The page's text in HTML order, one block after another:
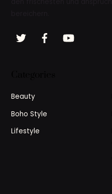
Twitter
Beauty
Boho Style
Lifestyle